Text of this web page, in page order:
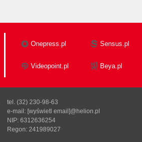
Onepress.pl Sensus.pl
Videopoint.pl Beya.pl
tel. (32) 230-98-63
e-mail: [wyświetl email]@helion.pl
NIP: 6312636254
Regon: 241989027